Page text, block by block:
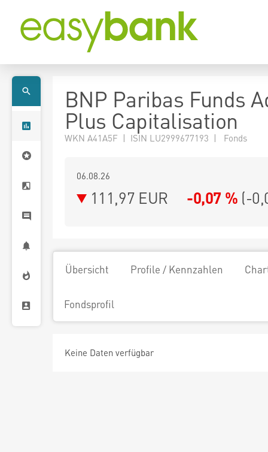
BNP Paribas Funds
Plus Capitalisation
WKN A41A5F | ISIN LU2999677193 | Fonds
06.08.26
111,97 EUR -0,07 % (-
Übersicht Profile / Kennzahlen
Fondsprofil
Keine Daten verfügbar